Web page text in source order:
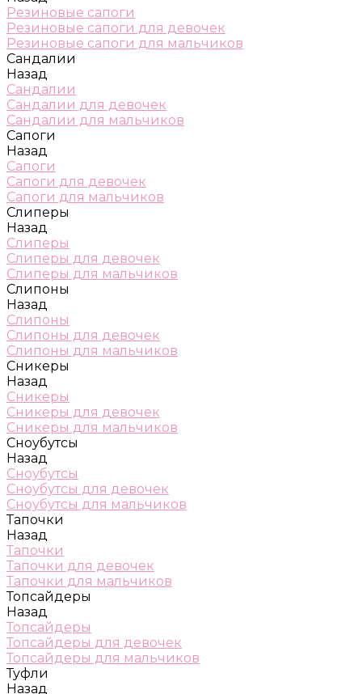
Резиновые сапоги
Резиновые сапоги для девочек
Резиновые сапоги для мальчиков
Сандалии
Назад
Сандалии
Сандалии для девочек
Сандалии для мальчиков
Сапоги
Назад
Сапоги
Сапоги для девочек
Сапоги для мальчиков
Слиперы
Назад
Слиперы
Слиперы для девочек
Слиперы для мальчиков
Слипоны
Назад
Слипоны
Слипоны для девочек
Слипоны для мальчиков
Сникеры
Назад
Сникеры
Сникеры для девочек
Сникеры для мальчиков
Сноубутсы
Назад
Сноубутсы
Сноубутсы для девочек
Сноубутсы для мальчиков
Тапочки
Назад
Тапочки
Тапочки для девочек
Тапочки для мальчиков
Топсайдеры
Назад
Топсайдеры
Топсайдеры для девочек
Топсайдеры для мальчиков
Туфли
Назад